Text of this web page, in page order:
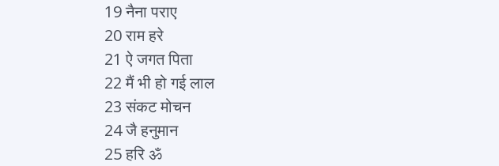
19 नैना पराए
20 राम हरे
21 ऐ जगत पिता
22 मैं भी हो गई लाल
23 संकट मोचन
24 जै हनुमान
25 हरि ॐ